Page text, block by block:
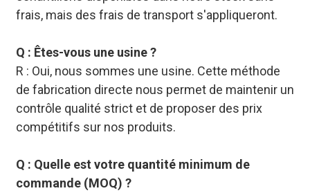
frais, mais des frais de transport s'appliqueront.
Q : Êtes-vous une usine ?
R : Oui, nous sommes une usine. Cette méthode
de fabrication directe nous permet de maintenir un
contrôle qualité strict et de proposer des prix
compétitifs sur nos produits.
Q : Quelle est votre quantité minimum de
commande (MOQ) ?